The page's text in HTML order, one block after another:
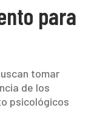
para
tomar
de los
psicológicos